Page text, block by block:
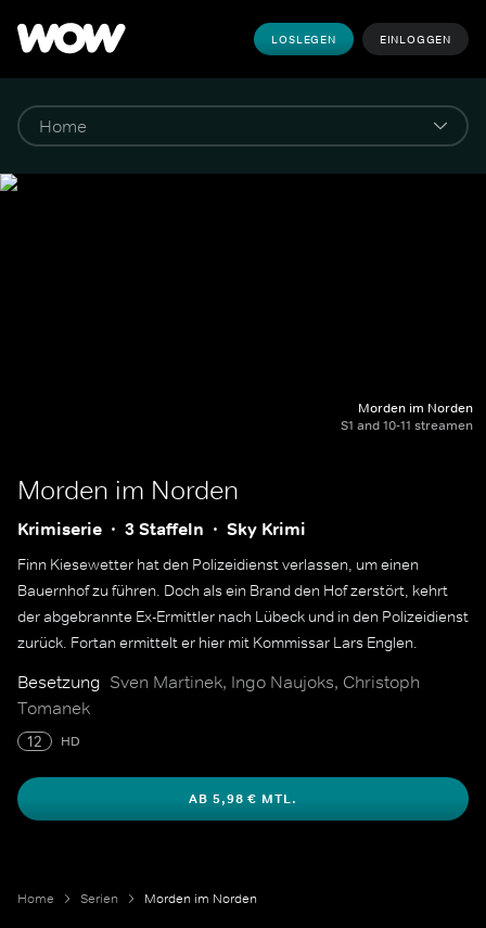
LOSLEGEN EINLOGGEN
Morden im Norden
S1 and 10-11 streamen
Morden im Norden
Krimiserie 3 Staffeln Sky Krimi
Finn Kiesewetter hat den Polizeidienst verlassen, um einen
Bauernhof zu führen. Doch als ein Brand den Hof zerstört, kehrt
der abgebrannte Ex-Ermittler nach Lübeck und in den Polizeidienst
zurück. Fortan ermittelt er hier mit Kommissar Lars Englen.
Besetzung Sven Martinek, Ingo Naujoks, Christoph
Tomanek
12 HD
AB 5,98 € MTL.
Home Serien Morden im Norden